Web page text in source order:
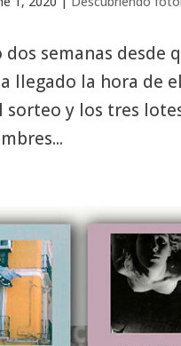
dos semanas desde
llegado la hora de
sorteo y los tres